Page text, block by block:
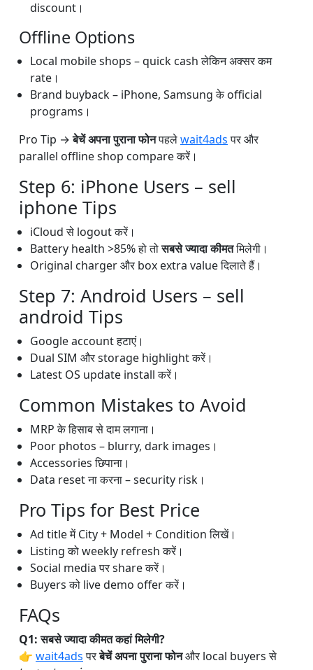
discount।
Offline Options
Local mobile shops – quick cash लेकिन अक्सर कम
rate।
Brand buyback – iPhone, Samsung के official
programs।
Pro Tip →बेचें अपना पुराना फोनपहलेwait4adsपर और
parallel offline shop compare करें।
Step 6: iPhone Users – sell
iphone Tips
iCloud से logout करें।
Battery health >85% हो तोसबसे ज्यादा कीमतमिलेगी।
Original charger और box extra value दिलाते हैं।
Step 7: Android Users – sell
android Tips
Google account हटाएं।
Dual SIM और storage highlight करें।
Latest OS update install करें।
Common Mistakes to Avoid
MRP के हिसाब से दाम लगाना।
Poor photos – blurry, dark images।
Accessories छिपाना।
Data reset ना करना – security risk।
Pro Tips for Best Price
Ad title में City + Model + Condition लिखें।
Listing को weekly refresh करें।
Social media पर share करें।
Buyers को live demo offer करें।
FAQs
Q1: सबसे ज्यादा कीमत कहां मिलेगी?
👉 wait4adsपरबेचें अपना पुराना फोनऔर local buyers से